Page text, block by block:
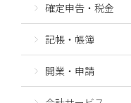
確定申告・税金
記帳・帳簿
開業・申請